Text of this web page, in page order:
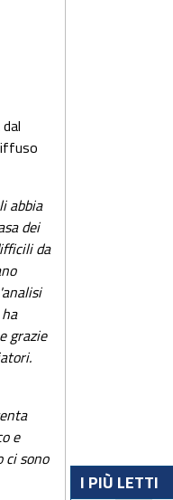
abbia
dei
da
grazie
e
ci sono
I PIÙ LETTI